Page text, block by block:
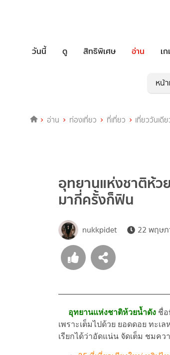
วันนี้ ดู สิทธิพิเศษ อ่าน เ
หน้
อ่าน ท่องเที่ยว ที่เที่ยว เที่ยววันเดี
อุทยานแห่งชาติห้ว
มากี่ครั้งก็ฟิน
nukkpidet 22 พฤษภ
อุทยานแห่งชาติห้วยน้ำดัง ชื่อ
เพราะเต็มไปด้วย ยอดดอย ทะ
เรียกได้ว่าอัดแน่น จัดเต็ม ชมค